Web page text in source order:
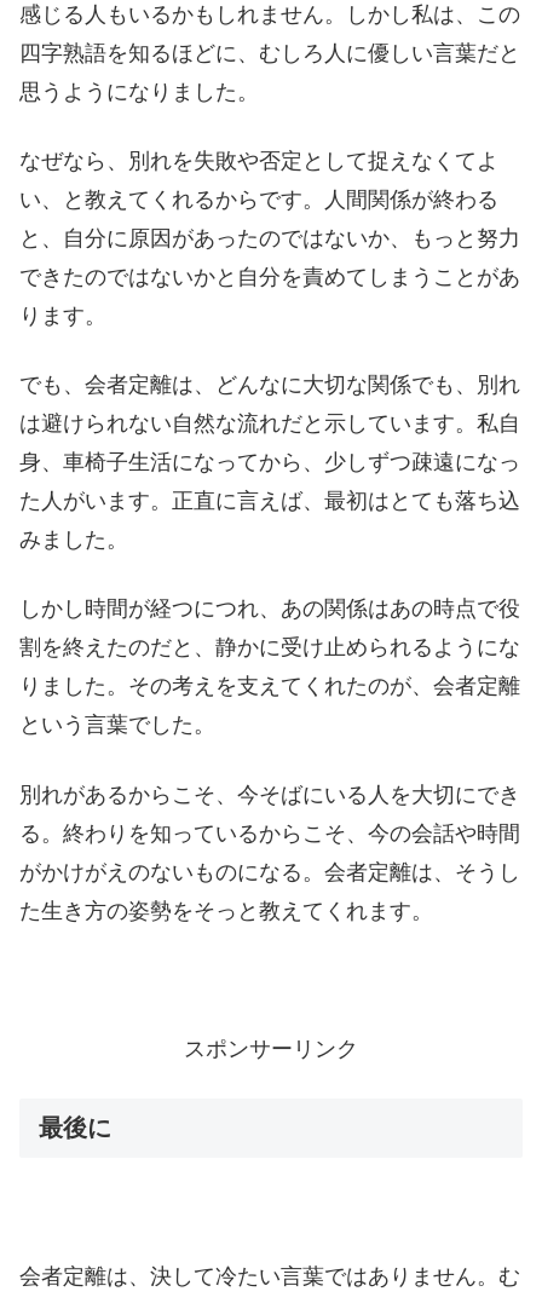
感じる人もいるかもしれません。しかし私は、この
四字熟語を知るほどに、むしろ人に優しい言葉だと
思うようになりました。
なぜなら、別れを失敗や否定として捉えなくてよ
い、と教えてくれるからです。人間関係が終わる
と、自分に原因があったのではないか、もっと努力
できたのではないかと自分を責めてしまうことがあ
ります。
でも、会者定離は、どんなに大切な関係でも、別れ
は避けられない自然な流れだと示しています。私自
身、車椅子生活になってから、少しずつ疎遠になっ
た人がいます。正直に言えば、最初はとても落ち込
みました。
しかし時間が経つにつれ、あの関係はあの時点で役
割を終えたのだと、静かに受け止められるようにな
りました。その考えを支えてくれたのが、会者定離
という言葉でした。
別れがあるからこそ、今そばにいる人を大切にでき
る。終わりを知っているからこそ、今の会話や時間
がかけがえのないものになる。会者定離は、そうし
た生き方の姿勢をそっと教えてくれます。
スポンサーリンク
最後に
会者定離は、決して冷たい言葉ではありません。む